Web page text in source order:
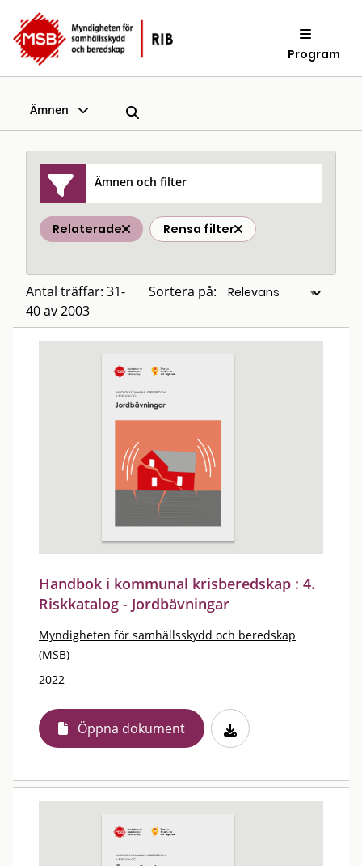
Program
Ämnen
Ämnen och filter
Relaterade Rensa filter
Antal träffar: 31-
40 av 2003
Sortera på:
Handbok i kommunal krisberedskap : 4.
Riskkatalog - Jordbävningar
Myndigheten för samhällsskydd och beredskap
(MSB)
2022
Öppna dokument